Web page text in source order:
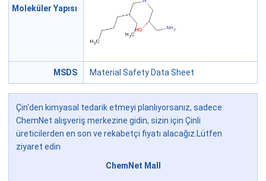
Moleküler Yapısı
MSDS Material Safety Data Sheet
Çin'den kimyasal tedarik etmeyi planlıyorsanız, sadece
ChemNet alışveriş merkezine gidin, sizin için Çinli
üreticilerden en son ve rekabetçi fiyatı alacağız.Lütfen
ziyaret edin
ChemNet Mall